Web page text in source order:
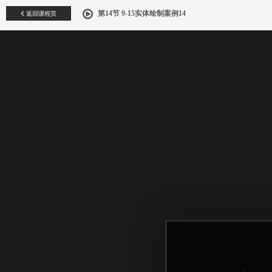
返回课程页 第14节 9-15实体绘制案例14